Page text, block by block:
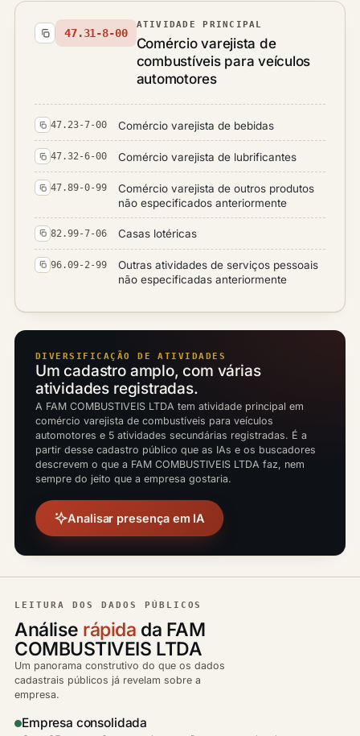
47.31-8-00
ATIVIDADE PRINCIPAL
Comércio varejista de
combustíveis para veículos
automotores
47.23-7-00 Comércio varejista de bebidas
47.32-6-00 Comércio varejista de lubrificantes
47.89-0-99
Comércio varejista de outros produtos
não especificados anteriormente
82.99-7-06 Casas lotéricas
96.09-2-99
Outras atividades de serviços pessoais
não especificadas anteriormente
DIVERSIFICAÇÃO DE ATIVIDADES
Um cadastro amplo, com várias
atividades registradas.
A FAM COMBUSTIVEIS LTDA tem atividade principal em
comércio varejista de combustíveis para veículos
automotores e 5 atividades secundárias registradas. É a
partir desse cadastro público que as IAs e os buscadores
descrevem o que a FAM COMBUSTIVEIS LTDA faz, nem
sempre do jeito que a empresa gostaria.
Analisar presença em IA
LEITURA DOS DADOS PÚBLICOS
Análise rápida da FAM
COMBUSTIVEIS LTDA
Um panorama construtivo do que os dados
cadastrais públicos já revelam sobre a
empresa.
Empresa consolidada